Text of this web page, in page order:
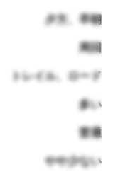
夕方、早朝
周回
トレイル、ロード
多い
普通
やや少ない